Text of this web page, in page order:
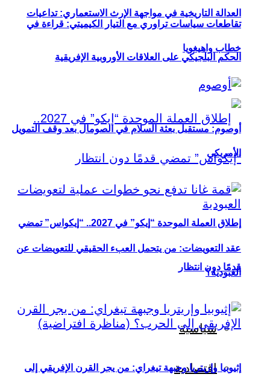
العدالة التاريخية في مواجهة الإرث الاستعماري: تداعيات
الحكم البلجيكي على العلاقات الأوروبية الإفريقية
إطلاق العملة الموحدة “إيكو” في 2027.. “إيكواس” تمضي
قدمًا دون انتظار
سياسية
اقتصادية
تقاطعات سياسات تراوري مع التيار الكيميتي: قراءة في
خطاب واهيغويا
أوصوم: مستقبل بعثة السلام في الصومال بعد وقف التمويل
الأمريكي
عقد التعويضات: من يتحمل العبء الحقيقي للتعويضات عن
العبودية؟
إثيوبيا وإريتريا وجبهة تيغراي: من يجر القرن الإفريقي إلى